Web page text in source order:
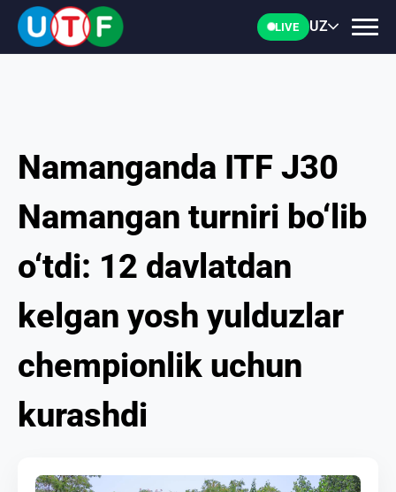
LIVE UZ
BOSH
UTF
YANGILIKLAR
HUJJATLAR
SHAXSLAR
Namanganda ITF J30
Namangan turniri bo‘lib
o‘tdi: 12 davlatdan
kelgan yosh yulduzlar
chempionlik uchun
kurashdi